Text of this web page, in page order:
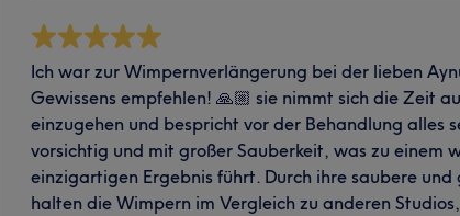
Ich war zur Wimpernverlängerung bei der lieben
Gewissens empfehlen! 🙏🏼 sie nimmt sich die Zeit
einzugehen und bespricht vor der Behandlung alles
vorsichtig und mit großer Sauberkeit, was zu einem
einzigartigen Ergebnis führt. Durch ihre saubere
halten die Wimpern im Vergleich zu anderen